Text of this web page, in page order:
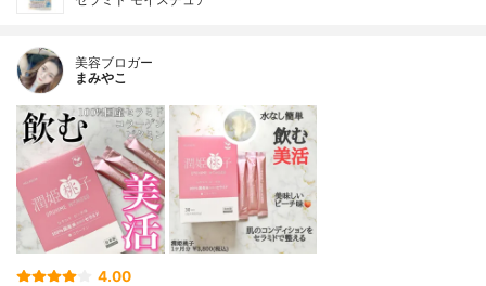
美容ブロガー
まみやこ
4.00